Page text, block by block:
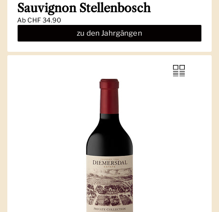
Sauvignon Stellenbosch
AbCHF 34.90
zu den Jahrgängen